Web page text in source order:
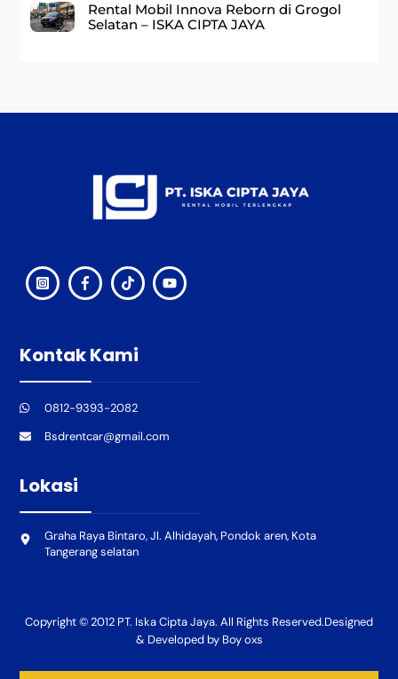
Rental Mobil Innova Reborn di Grogol
Selatan – ISKA CIPTA JAYA
Kontak Kami
0812-9393-2082
Bsdrentcar@gmail.com
Lokasi
Graha Raya Bintaro, Jl. Alhidayah, Pondok aren, Kota
Tangerang selatan
Copyright © 2012 PT. Iska Cipta Jaya. All Rights Reserved.Designed
& Developed by Boy oxs